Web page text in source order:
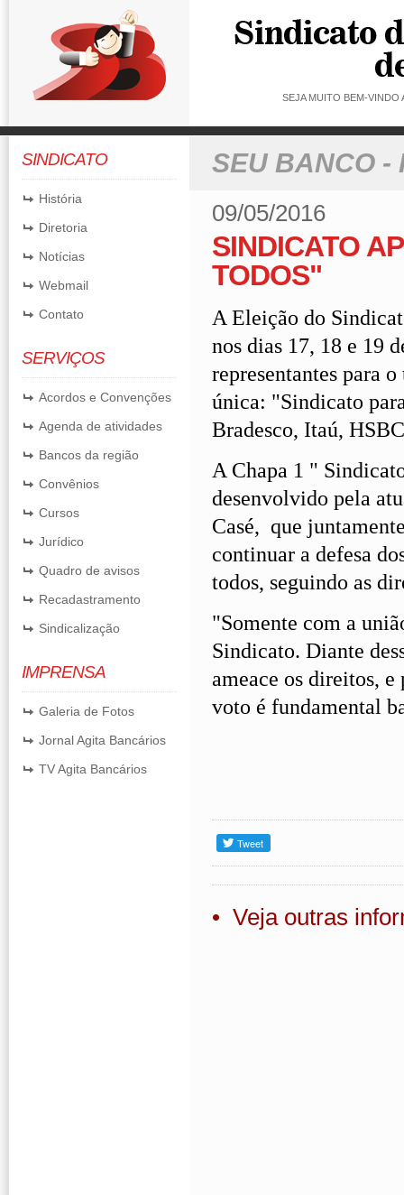
SEJA MUITO BEM-
SINDICATO
História
Diretoria
Notícias
Webmail
Contato
SERVIÇOS
Acordos e Convenções
Agenda de atividades
Bancos da região
Convênios
Cursos
Jurídico
Quadro de avisos
Recadastramento
Sindicalização
IMPRENSA
Galeria de Fotos
Jornal Agita Bancários
TV Agita Bancários
SEU BANCO -
09/05/2016
SINDICATO
TODOS"
A Eleição do
nos dias 17, 18 e 19
representantes para
ún­ica: "Sindicato
Bradesco, Itaú,
A Chapa 1 "
desenvolvido pela
Casé, que
continuar a defesa
todos, seguindo as
"Somente com a
Sindicato. Diante
ameace os direitos,
voto é fundamental
• Veja outras